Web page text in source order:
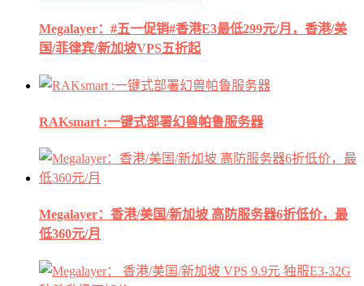
Megalayer：#五一促销#香港E3最低299元/月，香港/美
国/菲律宾/新加坡VPS五折起
RAKsmart :一键式部署幻兽帕鲁服务器
Megalayer：香港/美国/新加坡 高防服务器6折低价，最
低360元/月